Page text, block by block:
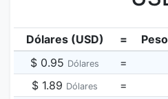
Dólares (USD) =
$ 0.95 Dólares =
$ 1.89 Dólares =